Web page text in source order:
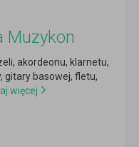
Muzykon
akordeonu, klarnetu,
gitary basowej, fletu,
więcej